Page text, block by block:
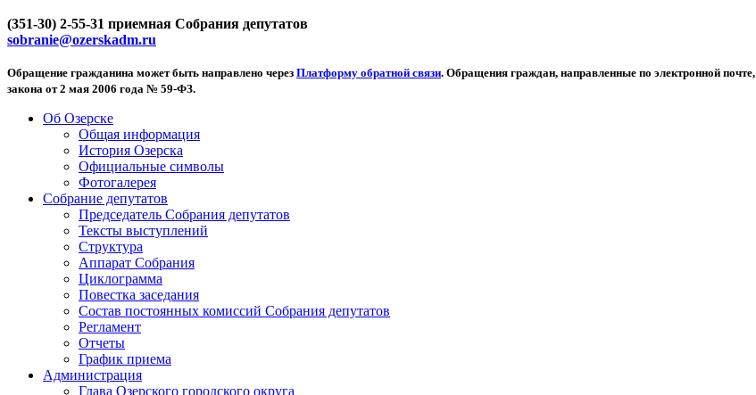
(351-30) 2-55-31 приемная Собрания депутатов
sobranie@ozerskadm.ru
Обращение гражданина может быть направлено через Платформу обратной связи. Обращения граждан, направленные по электронной почте,
закона от 2 мая 2006 года № 59-ФЗ.
Об Озерске
Общая информация
История Озерска
Официальные символы
Фотогалерея
Собрание депутатов
Председатель Собрания депутатов
Тексты выступлений
Структура
Аппарат Собрания
Циклограмма
Повестка заседания
Состав постоянных комиссий Собрания депутатов
Регламент
Отчеты
График приема
Администрация
Глава Озерского городского округа